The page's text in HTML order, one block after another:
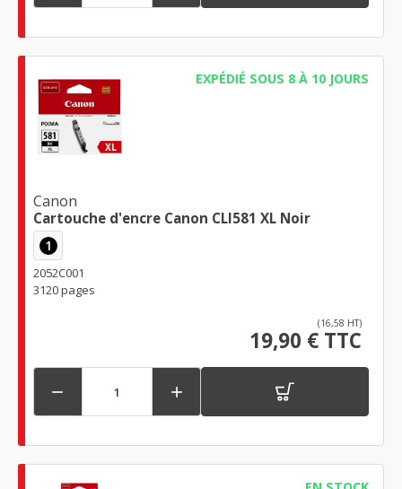
EXPÉDIÉ SOUS 8 À 10 JOURS
Canon
Cartouche d'encre Canon CLI581 XL Noir
1
2052C001
3120 pages
(16,58 HT)
19,90 € TTC
 